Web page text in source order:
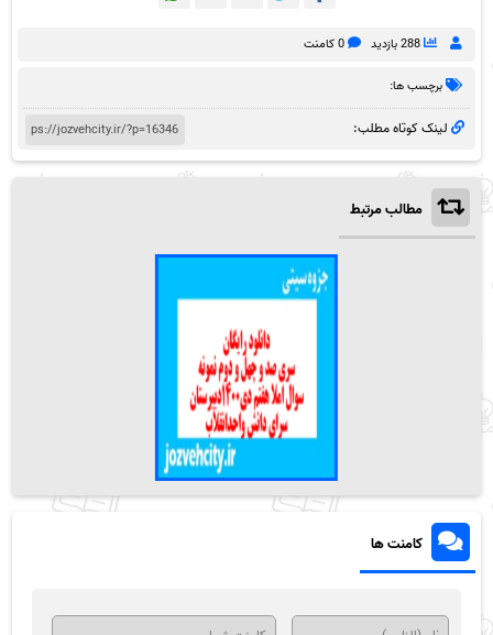
288 بازدید 0 کامنت
برچسب ها:
لینک کوتاه مطلب:
مطالب مرتبط
کامنت ها